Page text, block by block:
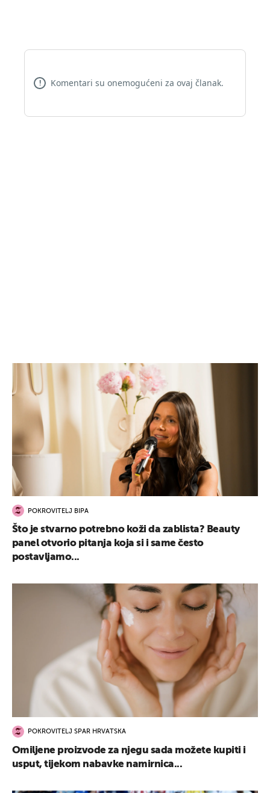
! Komentari su onemogućeni za ovaj članak.
POKROVITELJ BIPA
Što je stvarno potrebno koži da zablista? Beauty
panel otvorio pitanja koja si i same često
postavljamo...
POKROVITELJ SPAR HRVATSKA
Omiljene proizvode za njegu sada možete kupiti i
usput, tijekom nabavke namirnica...